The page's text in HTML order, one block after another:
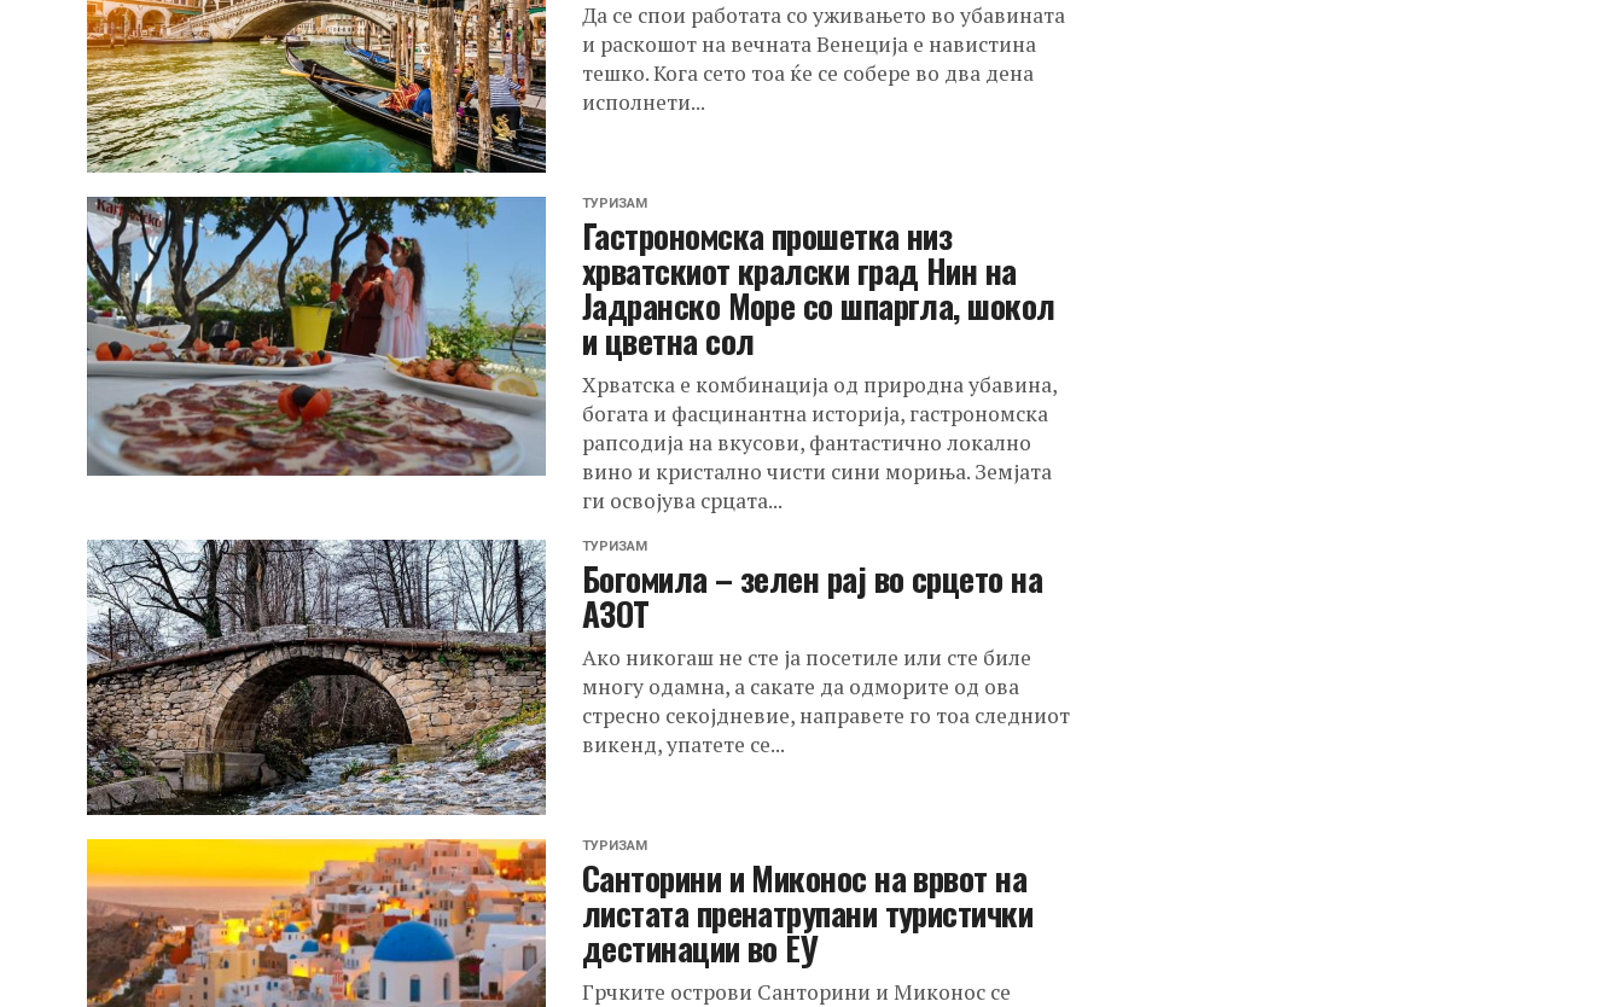
Да се спои работата со уживањето во убавината
и раскошот на вечната Венеција е навистина
тешко. Кога сето тоа ќе се собере во два дена
исполнети...
ТУРИЗАМ
Гастрономска прошетка низ
хрватскиот кралски град Нин на
Јадранско Море со шпаргла, шокол
и цветна сол
Хрватска е комбинација од природна убавина,
богата и фасцинантна историја, гастрономска
рапсодија на вкусови, фантастично локално
вино и кристално чисти сини мориња. Земјата
ги освојува срцата...
ТУРИЗАМ
Богомила – зелен рај во срцето на
АЗОТ
Ако никогаш не сте ја посетиле или сте биле
многу одамна, а сакате да одморите од ова
стресно секојдневие, направете го тоа следниот
викенд, упатете се...
ТУРИЗАМ
Санторини и Миконос на врвот на
листата пренатрупани туристички
дестинации во ЕУ
Грчките острови Санторини и Миконос се